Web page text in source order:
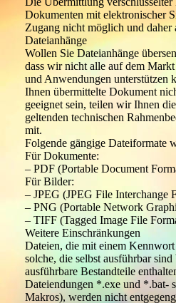
Dokumenten mit elektronischer
Zugang nicht möglich und daher
Dateianhänge
Wollen Sie Dateianhänge
dass wir nicht alle auf dem
und Anwendungen unterstützen
Ihnen übermittelte Dokument
geeignet sein, teilen wir Ihnen
geltenden technischen
mit.
Folgende gängige Dateiformate
Für Dokumente:
– PDF (Portable Document
Für Bilder:
– JPEG (JPEG File Interchange
– PNG (Portable Network
– TIFF (Tagged Image File
Weitere Einschränkungen
Dateien, die mit einem
solche, die selbst ausführbar
ausführbare Bestandteile
Dateiendungen *.exe und *.bat-
Makros), werden nicht